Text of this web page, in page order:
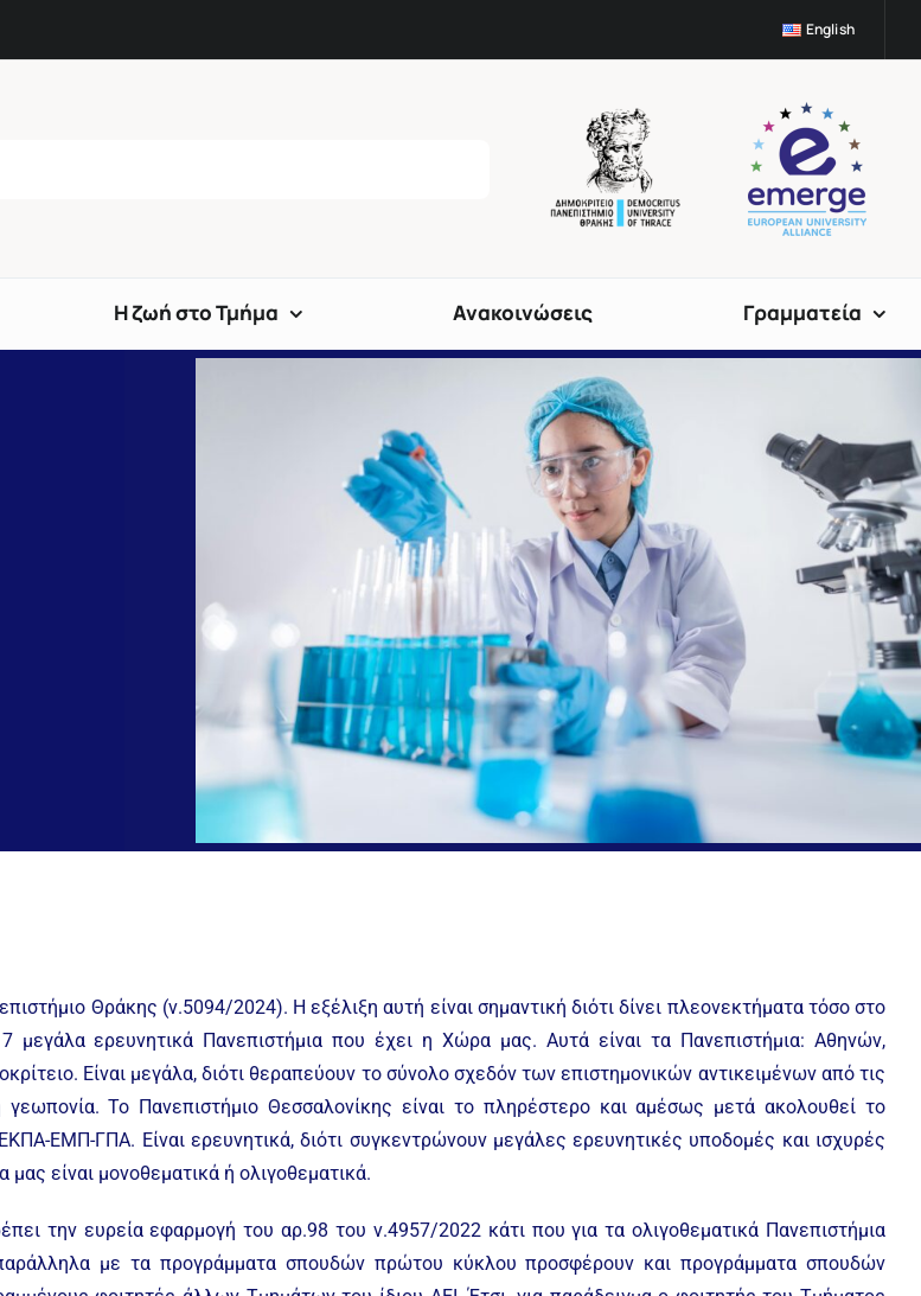
English
Η ζωή στο Τμήμα Ανακοινώσεις Γραμματεία
Θράκης (ν.5094/2024). Η εξέλιξη αυτή είναι σημαντική διότι δίνει πλεονεκτήματα τόσο στο
ερευνητικά Πανεπιστήμια που έχει η Χώρα μας. Αυτά είναι τα Πανεπιστήμια: Αθηνών,
Είναι μεγάλα, διότι θεραπεύουν το σύνολο σχεδόν των επιστημονικών αντικειμένων από τις
Το Πανεπιστήμιο Θεσσαλονίκης είναι το πληρέστερο και αμέσως μετά ακολουθεί το
ΕΜΠ-ΓΠΑ. Είναι ερευνητικά, διότι συγκεντρώνουν μεγάλες ερευνητικές υποδομές και ισχυρές
είναι μονοθεματικά ή ολιγοθεματικά.
την ευρεία εφαρμογή του αρ.98 του ν.4957/2022 κάτι που για τα ολιγοθεματικά Πανεπιστήμια
με τα προγράμματα σπουδών πρώτου κύκλου προσφέρουν και προγράμματα σπουδών